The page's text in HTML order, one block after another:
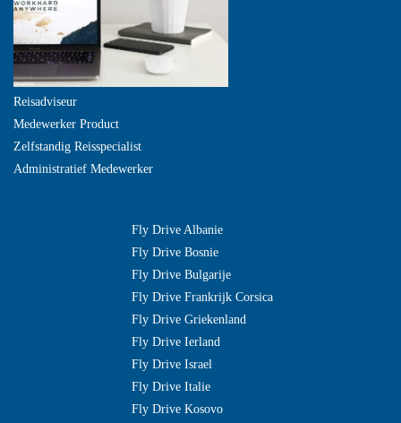
Reisadviseur
Medewerker Product
Zelfstandig Reisspecialist
Administratief Medewerker
Fly Drive Albanie
Fly Drive Bosnie
Fly Drive Bulgarije
Fly Drive Frankrijk Corsica
Fly Drive Griekenland
Fly Drive Ierland
Fly Drive Israel
Fly Drive Italie
Fly Drive Kosovo